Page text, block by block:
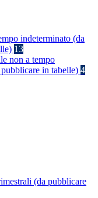
indeterminato (da
13
non a tempo
in tabelle) 4
(da pubblicare